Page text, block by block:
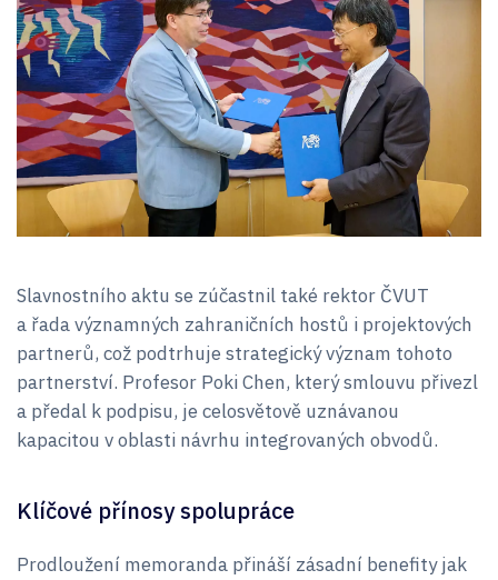
Slavnostního aktu se zúčastnil také rektor ČVUT
a řada významných zahraničních hostů i projektových
partnerů, což podtrhuje strategický význam tohoto
partnerství. Profesor Poki Chen, který smlouvu přivezl
a předal k podpisu, je celosvětově uznávanou
kapacitou v oblasti návrhu integrovaných obvodů.
Klíčové přínosy spolupráce
Prodloužení memoranda přináší zásadní benefity jak